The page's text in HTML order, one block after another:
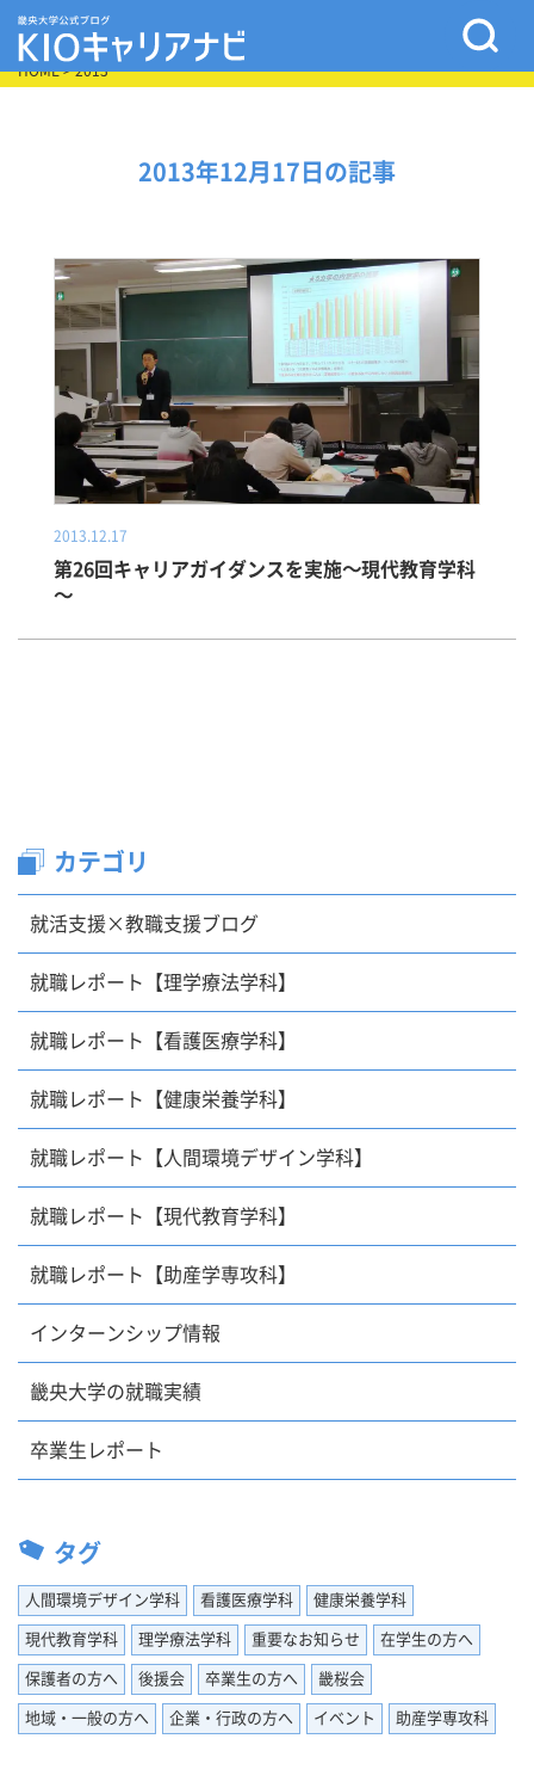
HOME> 2013
2013年12月17日の記事
2013.12.17
第26回キャリアガイダンスを実施～現代教育学科
～
カテゴリ
就活支援×教職支援ブログ
就職レポート【理学療法学科】
就職レポート【看護医療学科】
就職レポート【健康栄養学科】
就職レポート【人間環境デザイン学科】
就職レポート【現代教育学科】
就職レポート【助産学専攻科】
インターンシップ情報
畿央大学の就職実績
卒業生レポート
タグ
人間環境デザイン学科 看護医療学科 健康栄養学科
現代教育学科 理学療法学科 重要なお知らせ 在学生の方へ
保護者の方へ 後援会 卒業生の方へ 畿桜会
地域・一般の方へ 企業・行政の方へ イベント 助産学専攻科